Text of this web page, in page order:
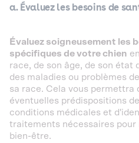
a. Évaluez les besoins de
Évaluez soigneusement les
spécifiques de votre chien
race, de son âge, de son état
des maladies ou problèmes
sa race. Cela vous permettra
éventuelles prédispositions
conditions médicales et
traitements nécessaires pour
bien-être.